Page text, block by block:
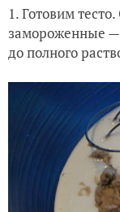
1. Готовим
замороженные
до полного